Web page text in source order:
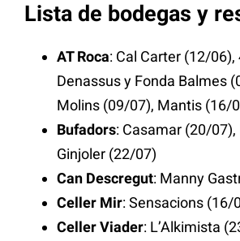
Lista de bodegas y
AT Roca: Cal Carter (12/06),
Denassus y Fonda Balmes
Molins (09/07), Mantis (16/
Bufadors: Casamar (20/07),
Ginjoler (22/07)
Can Descregut: Manny
Celler Mir: Sensacions (16/
Celler Viader: L’Alkimista